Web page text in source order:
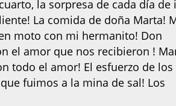
la sorpresa de cada día de
La comida de doña Marta!
moto con mi hermanito! Don
el amor que nos recibieron !
todo el amor! El esfuerzo de los
fuimos a la mina de sal! Los